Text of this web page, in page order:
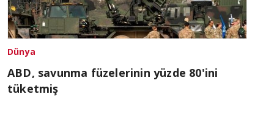
Dünya
ABD, savunma füzelerinin yüzde 80'ini
tüketmiş